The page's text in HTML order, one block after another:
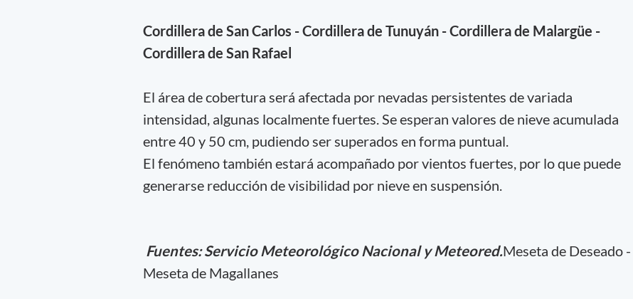
Cordillera de San Carlos - Cordillera de Tunuyán - Cordillera de Malargüe -
Cordillera de San Rafael
El área de cobertura será afectada por nevadas persistentes de variada
intensidad, algunas localmente fuertes. Se esperan valores de nieve acumulada
entre 40 y 50 cm, pudiendo ser superados en forma puntual.
El fenómeno también estará acompañado por vientos fuertes, por lo que puede
generarse reducción de visibilidad por nieve en suspensión.
Fuentes: Servicio Meteorológico Nacional y Meteored.Meseta de Deseado -
Meseta de Magallanes